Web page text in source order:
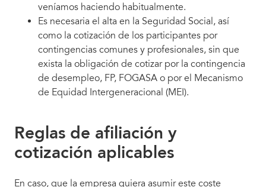
veníamos haciendo habitualmente.
Es necesaria el alta en la Seguridad Social, así
como la cotización de los participantes por
contingencias comunes y profesionales, sin que
exista la obligación de cotizar por la contingencia
de desempleo, FP, FOGASA o por el Mecanismo
de Equidad Intergeneracional (MEI).
Reglas de afiliación y
cotización aplicables
En caso, que la empresa quiera asumir este coste